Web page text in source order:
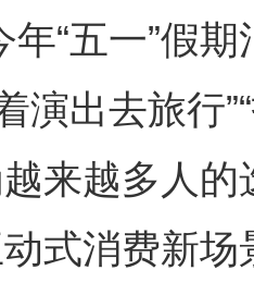
年“五一”假
演出去旅行
来越多人
式消费新